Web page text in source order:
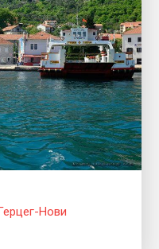
Нови